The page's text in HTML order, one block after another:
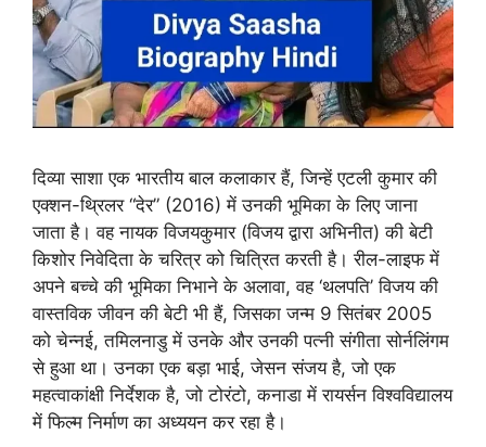
दिव्या साशा एक भारतीय बाल कलाकार हैं, जिन्हें एटली कुमार की
एक्शन-थ्रिलर “देर” (2016) में उनकी भूमिका के लिए जाना
जाता है। वह नायक विजयकुमार (विजय द्वारा अभिनीत) की बेटी
किशोर निवेदिता के चरित्र को चित्रित करती है। रील-लाइफ में
अपने बच्चे की भूमिका निभाने के अलावा, वह ‘थलपति’ विजय की
वास्तविक जीवन की बेटी भी हैं, जिसका जन्म 9 सितंबर 2005
को चेन्नई, तमिलनाडु में उनके और उनकी पत्नी संगीता सोर्नलिंगम
से हुआ था। उनका एक बड़ा भाई, जेसन संजय है, जो एक
महत्वाकांक्षी निर्देशक है, जो टोरंटो, कनाडा में रायर्सन विश्वविद्यालय
में फिल्म निर्माण का अध्ययन कर रहा है।